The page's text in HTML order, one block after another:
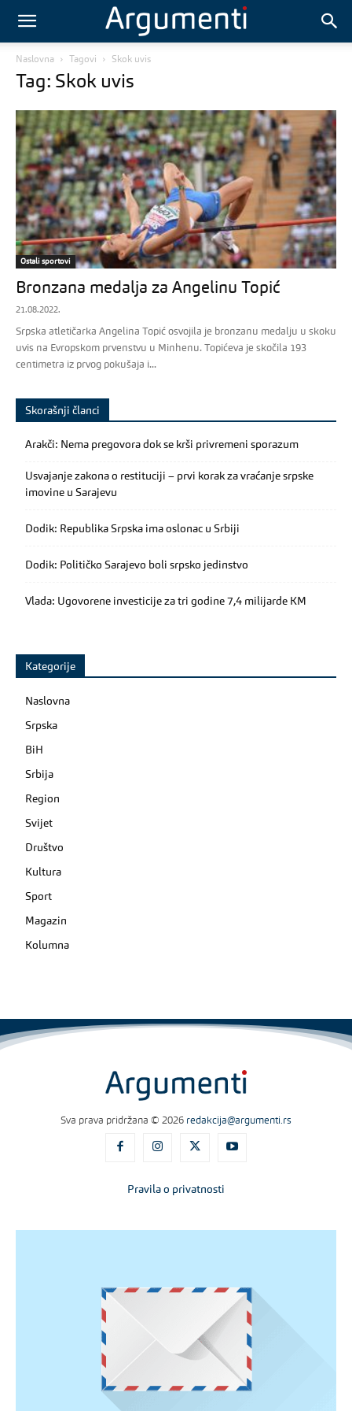
Naslovna Tagovi Skok uvis
Tag: Skok uvis
Ostali sportovi
Bronzana medalja za Angelinu Topić
21.08.2022.
Srpska atletičarka Angelina Topić osvojila je bronzanu medalju u skoku
uvis na Evropskom prvenstvu u Minhenu. Topićeva je skočila 193
centimetra iz prvog pokušaja i...
Skorašnji članci
Arakči: Nema pregovora dok se krši privremeni sporazum
Usvajanje zakona o restituciji – prvi korak za vraćanje srpske
imovine u Sarajevu
Dodik: Republika Srpska ima oslonac u Srbiji
Dodik: Političko Sarajevo boli srpsko jedinstvo
Vlada: Ugovorene investicije za tri godine 7,4 milijarde KM
Kategorije
Naslovna
Srpska
BiH
Srbija
Region
Svijet
Društvo
Kultura
Sport
Magazin
Kolumna
Sva prava pridržana © 2026 redakcija@argumenti.rs
Pravila o privatnosti